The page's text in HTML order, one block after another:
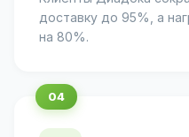
доставку до 95%, а
на 80%.